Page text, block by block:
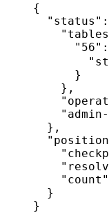
{
"status"
"56"
      }
    },
  },
"count"
  }
}